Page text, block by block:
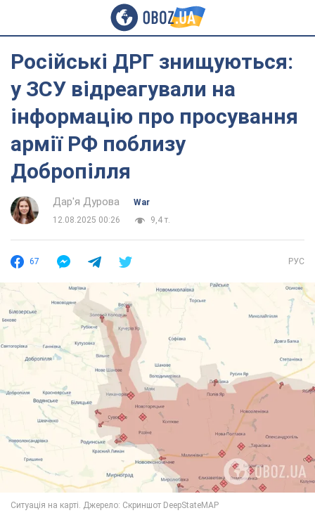
Російські ДРГ знищуються:
у ЗСУ відреагували на
інформацію про просування
армії РФ поблизу
Добропілля
Дар'я Дурова
War
12.08.2025 00:26
9,4 т.
67 РУС